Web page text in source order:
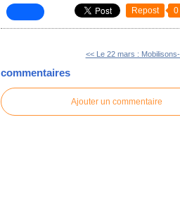
Repost 0
<< Le 22 mars :
commentaires
Ajouter un commentaire